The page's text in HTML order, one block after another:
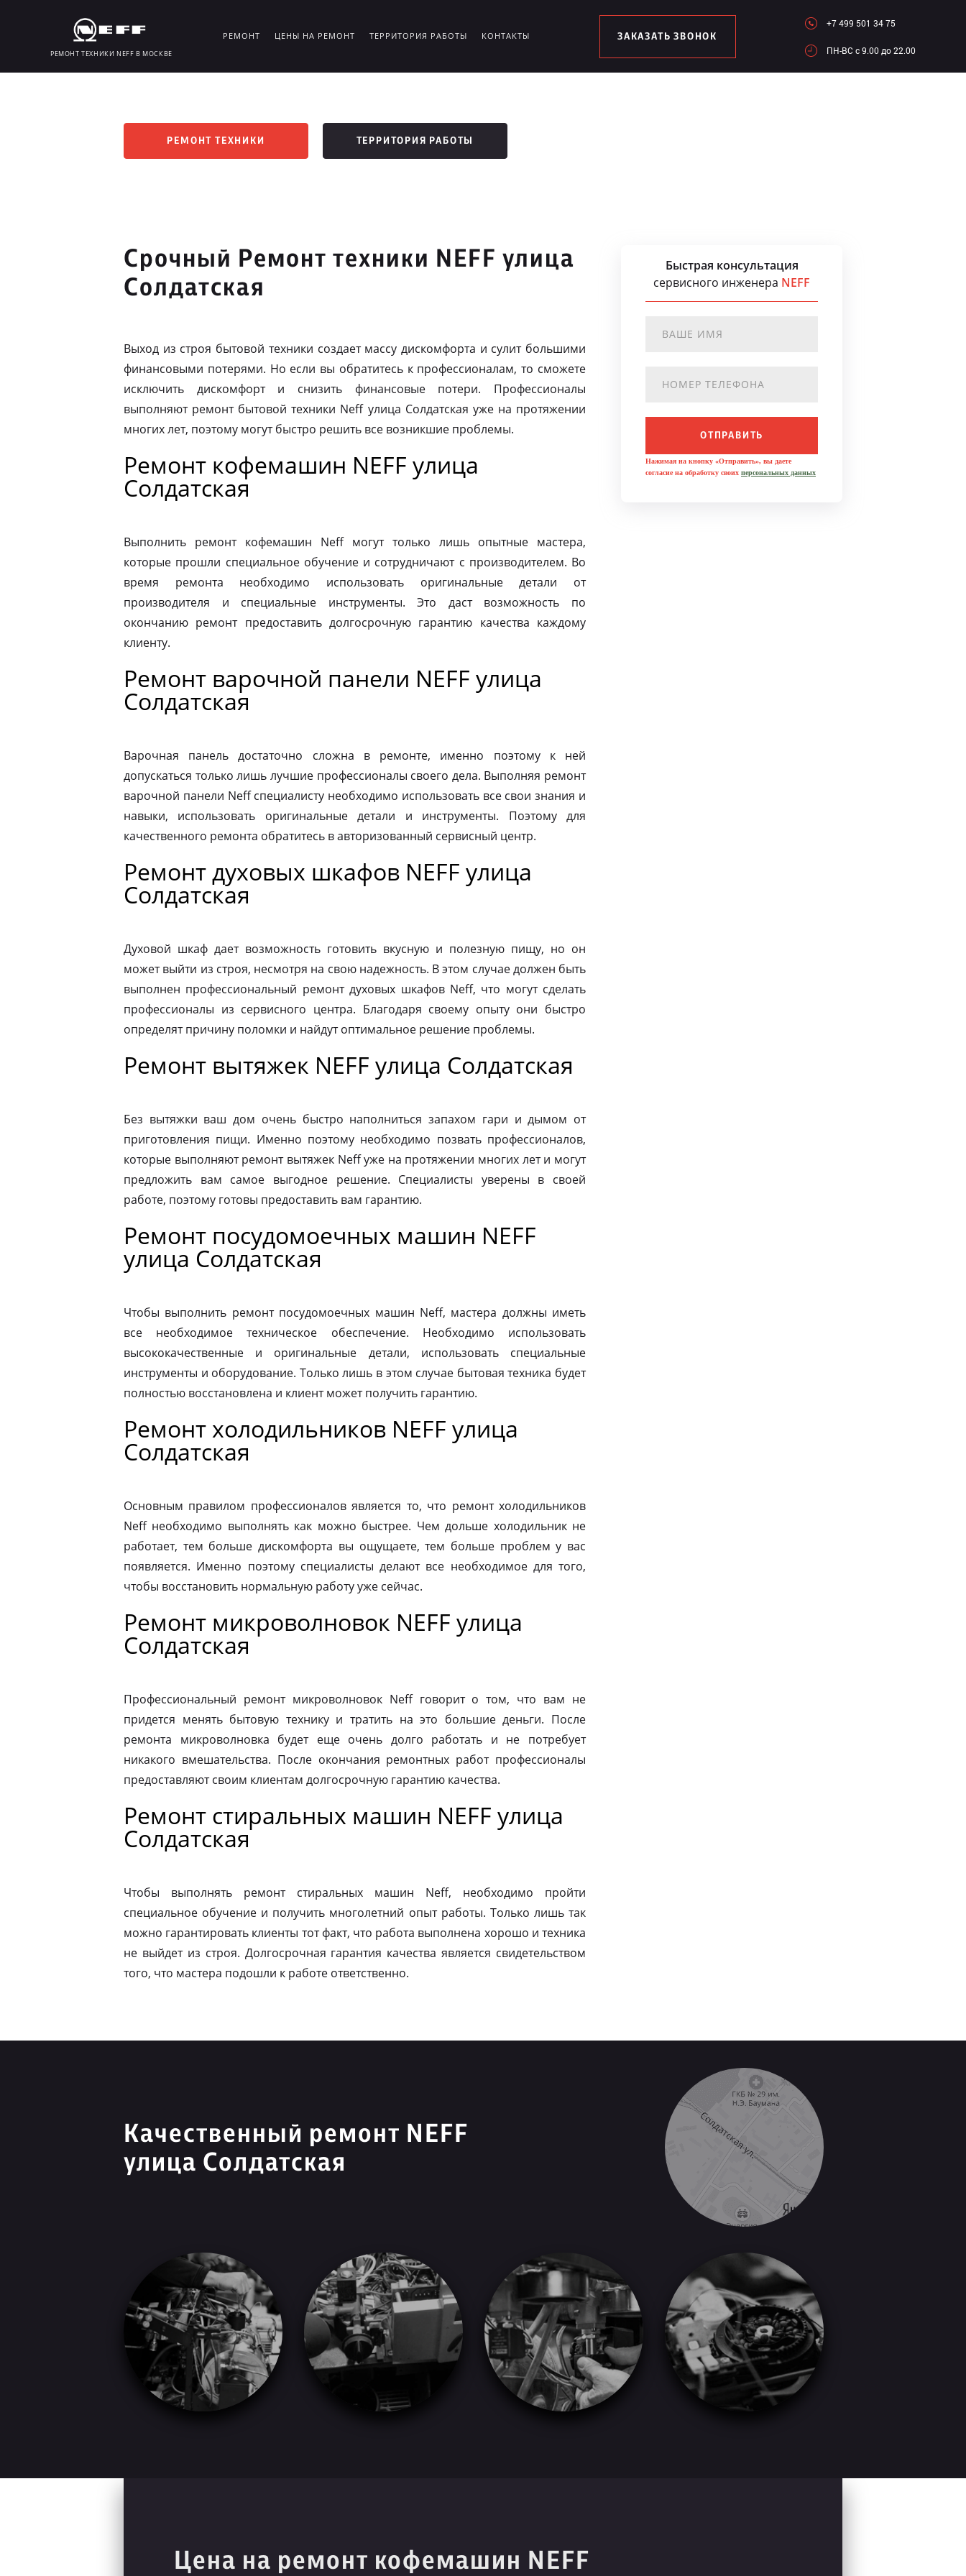
РЕМОНТ ТЕХНИКИ NEFF В МОСКВЕ
РЕМОНТ ЦЕНЫ НА РЕМОНТ ТЕРРИТОРИЯ РАБОТЫ КОНТАКТЫ ЗАКАЗАТЬ ЗВОНОК
+7 499 501 34 75
ПН-ВC c 9.00 до 22.00
РЕМОНТ ТЕХНИКИ ТЕРРИТОРИЯ РАБОТЫ
Срочный Ремонт техники NEFF улица
Солдатская
Выход из строя бытовой техники создает массу дискомфорта и сулит большими
финансовыми потерями. Но если вы обратитесь к профессионалам, то сможете
исключить дискомфорт и снизить финансовые потери. Профессионалы
выполняют ремонт бытовой техники Neff улица Солдатская уже на протяжении
многих лет, поэтому могут быстро решить все возникшие проблемы.
Ремонт кофемашин NEFF улица
Солдатская
Выполнить ремонт кофемашин Neff могут только лишь опытные мастера,
которые прошли специальное обучение и сотрудничают с производителем. Во
время ремонта необходимо использовать оригинальные детали от
производителя и специальные инструменты. Это даст возможность по
окончанию ремонт предоставить долгосрочную гарантию качества каждому
клиенту.
Ремонт варочной панели NEFF улица
Солдатская
Варочная панель достаточно сложна в ремонте, именно поэтому к ней
допускаться только лишь лучшие профессионалы своего дела. Выполняя ремонт
варочной панели Neff специалисту необходимо использовать все свои знания и
навыки, использовать оригинальные детали и инструменты. Поэтому для
качественного ремонта обратитесь в авторизованный сервисный центр.
Ремонт духовых шкафов NEFF улица
Солдатская
Духовой шкаф дает возможность готовить вкусную и полезную пищу, но он
может выйти из строя, несмотря на свою надежность. В этом случае должен быть
выполнен профессиональный ремонт духовых шкафов Neff, что могут сделать
профессионалы из сервисного центра. Благодаря своему опыту они быстро
определят причину поломки и найдут оптимальное решение проблемы.
Ремонт вытяжек NEFF улица Солдатская
Без вытяжки ваш дом очень быстро наполниться запахом гари и дымом от
приготовления пищи. Именно поэтому необходимо позвать профессионалов,
которые выполняют ремонт вытяжек Neff уже на протяжении многих лет и могут
предложить вам самое выгодное решение. Специалисты уверены в своей
работе, поэтому готовы предоставить вам гарантию.
Ремонт посудомоечных машин NEFF
улица Солдатская
Чтобы выполнить ремонт посудомоечных машин Neff, мастера должны иметь
все необходимое техническое обеспечение. Необходимо использовать
высококачественные и оригинальные детали, использовать специальные
инструменты и оборудование. Только лишь в этом случае бытовая техника будет
полностью восстановлена и клиент может получить гарантию.
Ремонт холодильников NEFF улица
Солдатская
Основным правилом профессионалов является то, что ремонт холодильников
Neff необходимо выполнять как можно быстрее. Чем дольше холодильник не
работает, тем больше дискомфорта вы ощущаете, тем больше проблем у вас
появляется. Именно поэтому специалисты делают все необходимое для того,
чтобы восстановить нормальную работу уже сейчас.
Ремонт микроволновок NEFF улица
Солдатская
Профессиональный ремонт микроволновок Neff говорит о том, что вам не
придется менять бытовую технику и тратить на это большие деньги. После
ремонта микроволновка будет еще очень долго работать и не потребует
никакого вмешательства. После окончания ремонтных работ профессионалы
предоставляют своим клиентам долгосрочную гарантию качества.
Ремонт стиральных машин NEFF улица
Солдатская
Чтобы выполнять ремонт стиральных машин Neff, необходимо пройти
специальное обучение и получить многолетний опыт работы. Только лишь так
можно гарантировать клиенты тот факт, что работа выполнена хорошо и техника
не выйдет из строя. Долгосрочная гарантия качества является свидетельством
того, что мастера подошли к работе ответственно.
Быстрая консультация
сервисного инженера NEFF
ОТПРАВИТЬ
Нажимая на кнопку «Отправить», вы даете
согласие на обработку своих персональных данных
Качественный ремонт NEFF
улица Солдатская
Цена на ремонт кофемашин NEFF